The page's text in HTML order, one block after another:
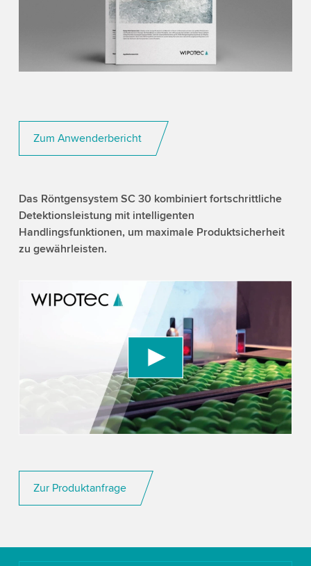
Zum Anwenderbericht
Das Röntgensystem SC 30 kombiniert fortschrittliche
Detektionsleistung mit intelligenten
Handlingsfunktionen, um maximale Produktsicherheit
zu gewährleisten.
We need your consent to load the YouTube
We use a third party service to embed video
content that may collect data about your activity.
Please review the details and accept the service
to watch this video.
More information
Zur Produktanfrage